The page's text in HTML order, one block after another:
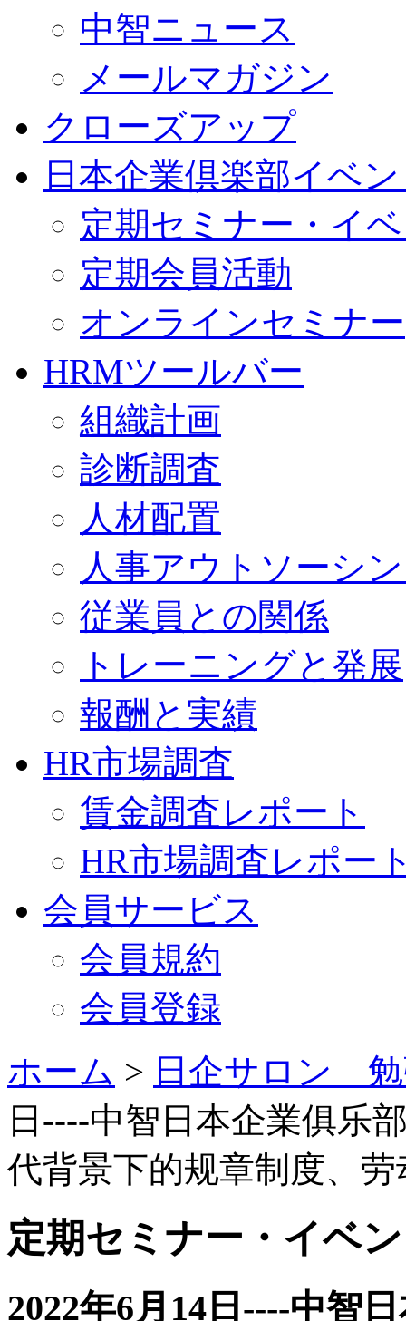
中智ニュース
メールマガジン
クローズアップ
日本企業倶楽部イベ
定期セミナー・イ
定期会員活動
オンラインセミナー
HRMツールバー
組織計画
診断調査
人材配置
人事アウトソーシ
従業員との関係
トレーニングと発展
報酬と実績
HR市場調査
賃金調査レポート
HR市場調査レポー
会員サービス
会員規約
会員登録
ホーム > 日企サロン
日----中智日本企業俱乐
代背景下的规章制度、
定期セミナー・イベ
2022年6月14日----中智